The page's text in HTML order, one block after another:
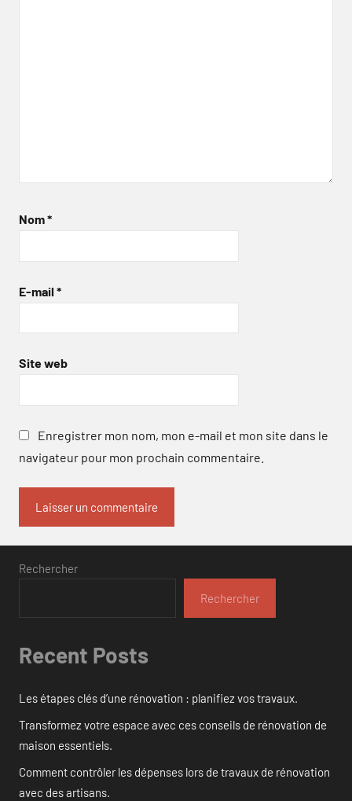
Nom*
E-mail *
Site web
Enregistrer mon nom, mon e-mail et mon site dans le
navigateur pour mon prochain commentaire.
Rechercher
Rechercher
Recent Posts
Les étapes clés d’une rénovation : planifiez vos travaux.
Transformez votre espace avec ces conseils de rénovation de
maison essentiels.
Comment contrôler les dépenses lors de travaux de rénovation
avec des artisans.